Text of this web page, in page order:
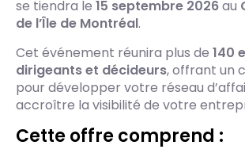
se tiendra le 15 septembre 2026au
de l’Île de Montréal.
Cet événement réunira plus de 140
dirigeants et décideurs, offrant un
pour développer votre réseau
accroître la visibilité de votre
Cette offre comprend :